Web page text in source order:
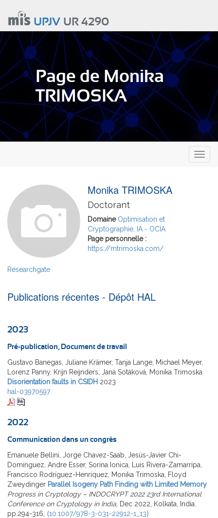
contenu
principal
UPJVUR 4290
Page de Monika
TRIMOSKA
Monika TRIMOSKA
Doctorant
Domaine Optimisation et
Cryptographie, IA - OCIA
Page personnelle :
https://mtrimoska.com/
Researchgate
Publications récentes - Dépôt HAL
2023
Pré-publication, Document de travail
Gustavo Banegas, Juliane Krämer, Tanja Lange, Michael Meyer,
Lorenz Panny, Krijn Reijnders, Jana Sotáková, Monika Trimoska
Disorientation faults in CSIDH 2023
hal-03970597
2022
Communication dans un congrès
Emanuele Bellini, Jorge Chavez-Saab, Jesús-Javier Chi-
Domínguez, Andre Esser, Sorina Ionica, Luis Rivera-Zamarripa,
Francisco Rodríguez-Henríquez, Monika Trimoska, Floyd
Zweydinger Parallel Isogeny Path Finding with Limited Memory
Progress in Cryptology – INDOCRYPT 2022 23rd International
Conference on Cryptology in India , Dec 2022, Kolkata, India.
pp.294-316, ⟨10.1007/978-3-031-22912-1_13⟩